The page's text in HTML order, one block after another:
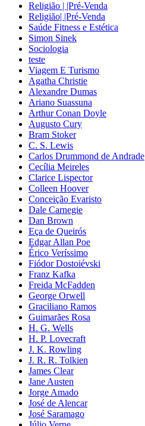
Religião | |Pré-Venda
Religião| |Pré-Venda
Saúde Fitness e Estética
Simon Sinek
Sociologia
teste
Viagem E Turismo
Agatha Christie
Alexandre Dumas
Ariano Suassuna
Arthur Conan Doyle
Augusto Cury
Bram Stoker
C. S. Lewis
Carlos Drummond de Andrade
Cecília Meireles
Clarice Lispector
Colleen Hoover
Conceição Evaristo
Dale Carnegie
Dan Brown
Eça de Queirós
Edgar Allan Poe
Érico Veríssimo
Fiódor Dostoiévski
Franz Kafka
Freida McFadden
George Orwell
Graciliano Ramos
Guimarães Rosa
H. G. Wells
H. P. Lovecraft
J. K. Rowling
J. R. R. Tolkien
James Clear
Jane Austen
Jorge Amado
José de Alencar
José Saramago
Dicionários
Didáticos
Direito
Economia
Educação
Engenharia
Ensino
Línguas
Esoterismo
Filosofia
Finanças
Geografia
História
HQs E
Mangás
Infantil
Informática
Tecnologia